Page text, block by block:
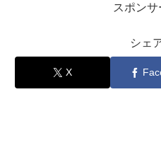
スポンサ
シェ
X